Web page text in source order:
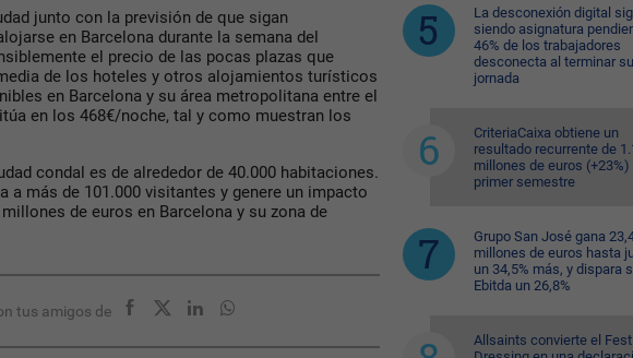
junto con la previsión de que sigan
en Barcelona durante la semana del
el precio de las pocas plazas que
de los hoteles y otros alojamientos turísticos
en Barcelona y su área metropolitana entre el
en los 468€/noche, tal y como muestran los
condal es de alrededor de 40.000 habitaciones.
a más de 101.000 visitantes y genere un impacto
de euros en Barcelona y su zona de
tus amigos de
La desconexión digital
siendo asignatura
46% de los trabajadores
desconecta al terminar su
jornada
CriteriaCaixa obtiene un
resultado recurrente de
millones de euros (+23%)
primer semestre
Grupo San José gana
millones de euros hasta
un 34,5% más, y dispara
Ebitda un 26,8%
Allsaints convierte el